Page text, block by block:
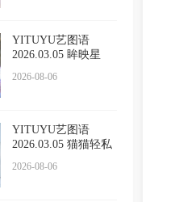
YITUYU艺图语
2026.03.05 眸映星
2026-08-06
YITUYU艺图语
2026.03.05 猫猫轻私
2026-08-06